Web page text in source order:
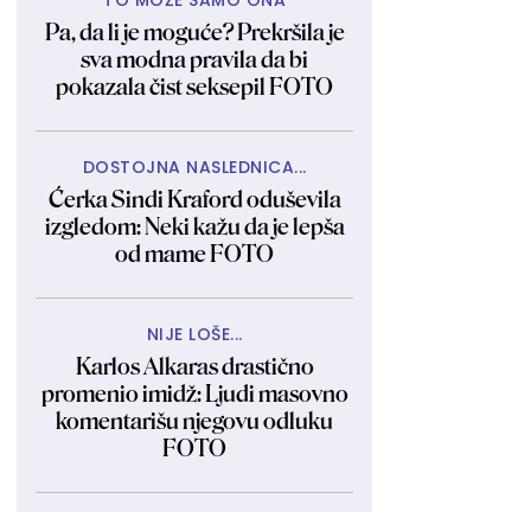
Pa, da li je moguće? Prekršila je
sva modna pravila da bi
pokazala čist seksepil FOTO
DOSTOJNA NASLEDNICA...
Ćerka Sindi Kraford oduševila
izgledom: Neki kažu da je lepša
od mame FOTO
NIJE LOŠE...
Karlos Alkaras drastično
promenio imidž: Ljudi masovno
komentarišu njegovu odluku
FOTO